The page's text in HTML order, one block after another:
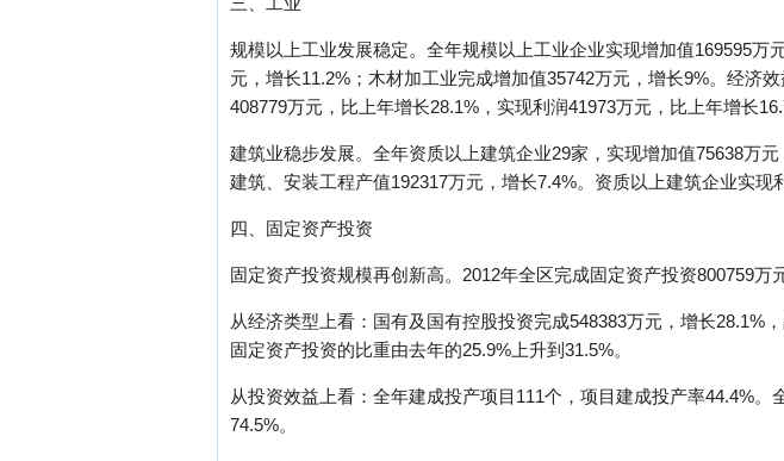
规模以上工业发展稳定。全年规模以上工业企业实现增加值169595
元，增长11.2%；木材加工业完成增加值35742万元，增长9%。经济
408779万元，比上年增长28.1%，实现利润41973万元，比上年增长
建筑业稳步发展。全年资质以上建筑企业29家，实现增加值75638万
建筑、安装工程产值192317万元，增长7.4%。资质以上建筑企业实现
四、固定资产投资
固定资产投资规模再创新高。2012年全区完成固定资产投资800759万
从经济类型上看：国有及国有控股投资完成548383万元，增长28.1%
固定资产投资的比重由去年的25.9%上升到31.5%。
从投资效益上看：全年建成投产项目111个，项目建成投产率44.4%
74.5%。